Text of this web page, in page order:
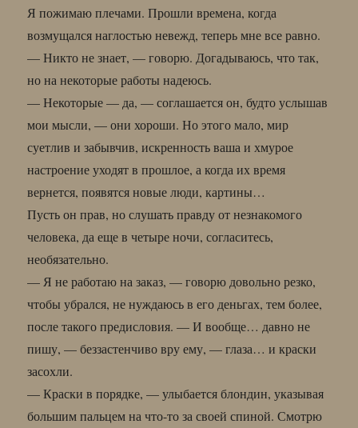
Я пожимаю плечами. Прошли времена, когда
возмущался наглостью невежд, теперь мне все равно.
— Никто не знает, — говорю. Догадываюсь, что так,
но на некоторые работы надеюсь.
— Некоторые — да, — соглашается он, будто услышав
мои мысли, — они хороши. Но этого мало, мир
суетлив и забывчив, искренность ваша и хмурое
настроение уходят в прошлое, а когда их время
вернется, появятся новые люди, картины…
Пусть он прав, но слушать правду от незнакомого
человека, да еще в четыре ночи, согласитесь,
необязательно.
— Я не работаю на заказ, — говорю довольно резко,
чтобы убрался, не нуждаюсь в его деньгах, тем более,
после такого предисловия. — И вообще… давно не
пишу, — беззастенчиво вру ему, — глаза… и краски
засохли.
— Краски в порядке, — улыбается блондин, указывая
большим пальцем на что-то за своей спиной. Смотрю